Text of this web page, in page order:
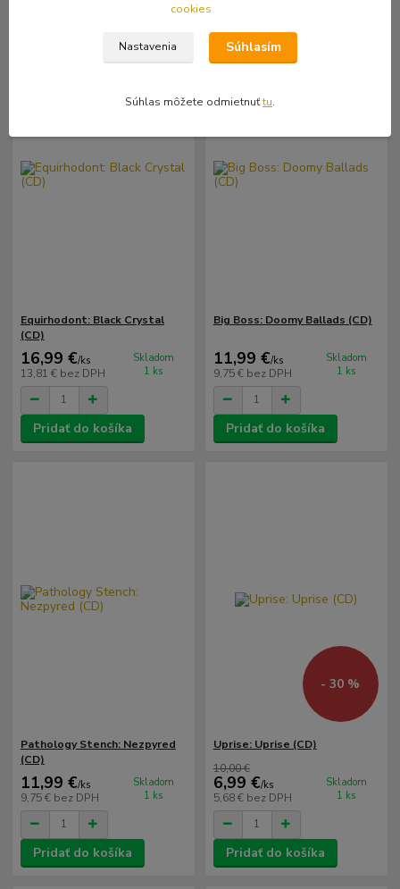
Equirhodont: Black Crystal
(CD)
16,99 €/ks
13,81 € bez DPH
Skladom
1 ks
Pridať do košíka
Big Boss: Doomy Ballads (CD)
11,99 €/ks
9,75 € bez DPH
Skladom
1 ks
Pridať do košíka
Pathology Stench: Nezpyred
(CD)
11,99 €/ks
9,75 € bez DPH
Skladom
1 ks
Pridať do košíka
- 30 %
Uprise: Uprise (CD)
10,00 €
6,99 €/ks
5,68 € bez DPH
Skladom
1 ks
Pridať do košíka
cookies
Nastavenia Súhlasím
Súhlas môžete odmietnuťtu.